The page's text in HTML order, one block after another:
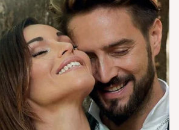
era sospettoso nei suo